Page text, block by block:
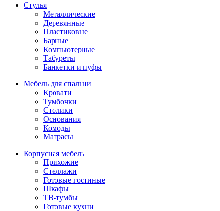
Стулья
Металлические
Деревянные
Пластиковые
Барные
Компьютерные
Табуреты
Банкетки и пуфы
Мебель для спальни
Кровати
Тумбочки
Столики
Основания
Комоды
Матрасы
Корпусная мебель
Прихожие
Стеллажи
Готовые гостиные
Шкафы
ТВ-тумбы
Готовые кухни